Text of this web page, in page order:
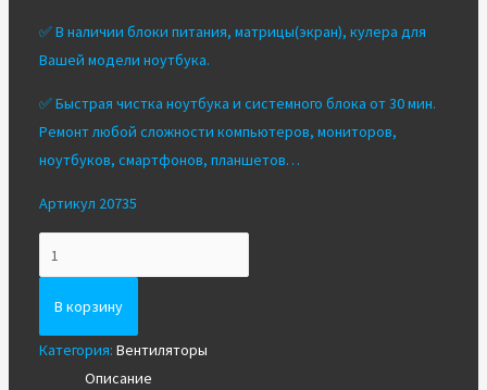
✅ В наличии блоки питания, матрицы(экран), кулера для
Вашей модели ноутбука.
✅ Быстрая чистка ноутбука и системного блока от 30 мин.
Ремонт любой сложности компьютеров, мониторов,
ноутбуков, смартфонов, планшетов…
Артикул 20735
Вентилятор/
Кулер
для
ноутбука
В корзину
Категория: Вентиляторы
Описание